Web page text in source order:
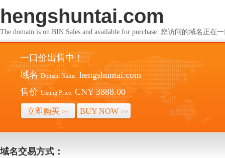
hengshuntai.com
The domain is on BIN Sales and available for purchase. 您访问的域名正在
一口价出售中！
域名 Domain Name: hengshuntai.com
售价 Listing Price: CNY 3888.00
立即购买 >> BUY NOW >>
域名交易方式：